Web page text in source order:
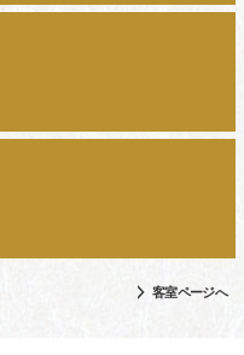
客室ページへ